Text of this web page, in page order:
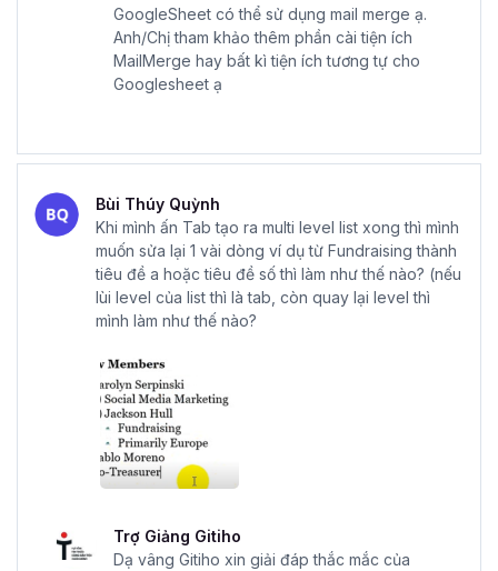
GoogleSheet có thể sử dụng mail merge ạ.
Anh/Chị tham khảo thêm phần cài tiện ích
MailMerge hay bất kì tiện ích tương tự cho
Googlesheet ạ
Bùi Thúy Quỳnh
Khi mình ấn Tab tạo ra multi level list xong thì mình
muốn sửa lại 1 vài dòng ví dụ từ Fundraising thành
tiêu đề a hoặc tiêu đề số thì làm như thế nào? (nếu
lùi level của list thì là tab, còn quay lại level thì
mình làm như thế nào?
Trợ Giảng Gitiho
Dạ vâng Gitiho xin giải đáp thắc mắc của